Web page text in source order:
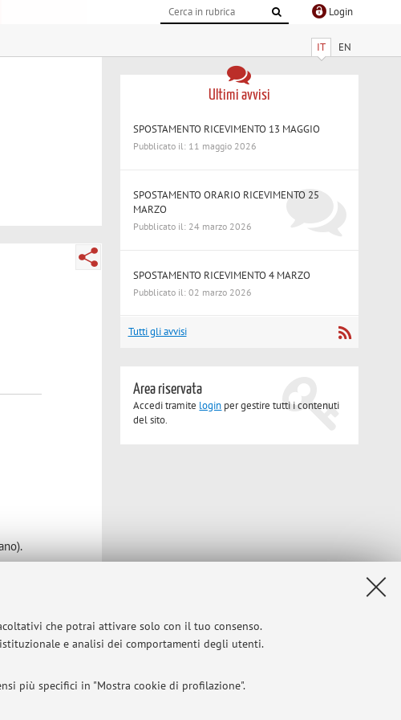
che potrai attivare solo con il tuo consenso.
e analisi dei comportamenti degli utenti.
più specifici in "Mostra cookie di profilazione".
Login
IT EN
Ultimi avvisi
SPOSTAMENTO RICEVIMENTO 13 MAGGIO
Pubblicato il: 11 maggio 2026
SPOSTAMENTO ORARIO RICEVIMENTO 25
MARZO
Pubblicato il: 24 marzo 2026
SPOSTAMENTO RICEVIMENTO 4 MARZO
Pubblicato il: 02 marzo 2026
Tutti gli avvisi
Area riservata
Accedi tramite login per gestire tutti i contenuti
del sito.
Privacy|Note legali| Impostazioni Cookie